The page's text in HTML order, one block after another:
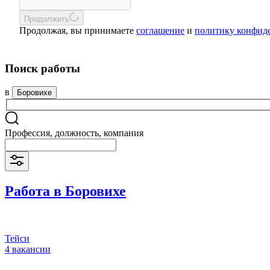
Продолжить
Продолжая, вы принимаете соглашение и политику
Поиск работы
в Боровихе
Профессия, должность, компания
Работа в Боровихе
Тейси
4 вакансии